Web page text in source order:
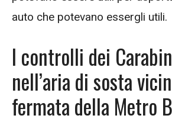
auto che potevano essergli utili.
I controlli dei
nell’aria di sosta
fermata della Metro B